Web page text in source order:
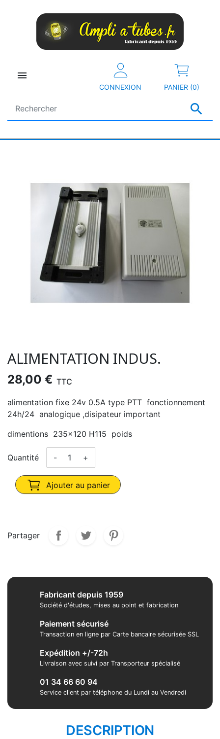


CONNEXION PANIER (0)
ALIMENTATION INDUS.
28,00 € TTC
alimentation fixe 24v 0.5A type PTT fonctionnement
24h/24 analogique ,disipateur important
dimentions 235x120 H115 poids
Quantité - +
Ajouter au panier
Partager
Fabricant depuis 1959
Société d'études, mises au point et fabrication
Paiement sécurisé
Transaction en ligne par Carte bancaire sécurisée SSL
Expédition +/-72h
Livraison avec suivi par Transporteur spécialisé
01 34 66 60 94
Service client par téléphone du Lundi au Vendredi
DESCRIPTION